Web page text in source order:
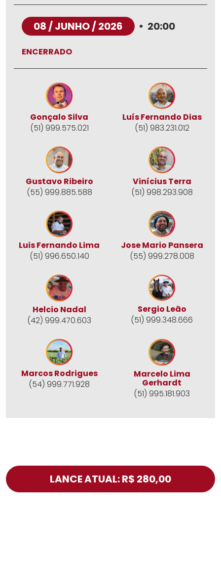
08 / JUNHO / 2026 • 20:00
ENCERRADO
Gonçalo Silva
(51) 999.575.021
Luís Fernando Dias
(51) 983.231.012
Gustavo Ribeiro
(55) 999.885.588
Vinícius Terra
(51) 998.293.908
Luis Fernando Lima
(51) 996.650.140
Jose Mario Pansera
(55) 999.278.008
Helcio Nadal
(42) 999.470.603
Sergio Leão
(51) 999.348.666
Marcos Rodrigues
(54) 999.771.928
Marcelo Lima
Gerhardt
(51) 995.181.903
LANCE ATUAL: R$ 280,00